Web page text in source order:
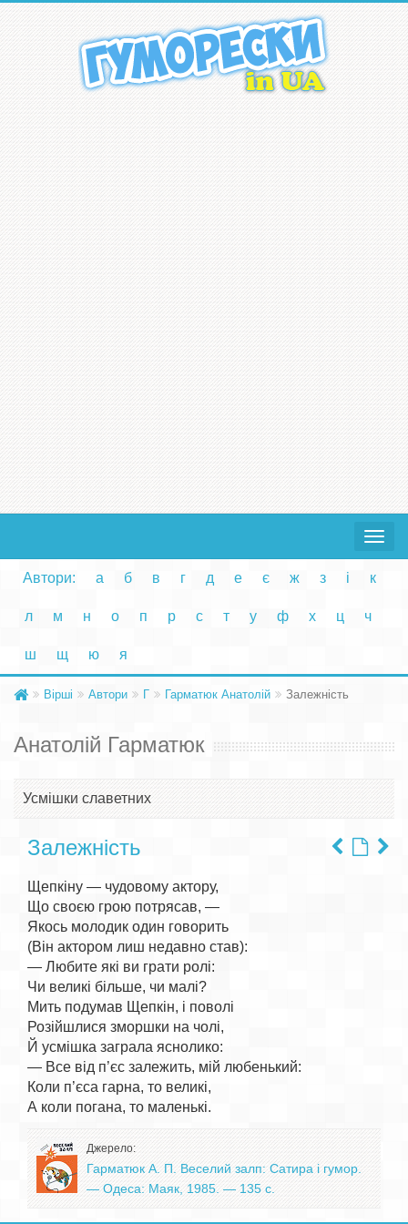
Toggle
Автори: а б в г д е є ж з і к
л м н о п р с т у ф х ц ч
ш щ ю я
Вірші Автори Г Гарматюк Анатолій Залежність
Анатолій Гарматюк
Усмішки славетних
Залежність
Щепкіну — чудовому актору,
Що своєю грою потрясав, —
Якось молодик один говорить
(Він актором лиш недавно став):
— Любите які ви грати ролі:
Чи великі більше, чи малі?
Мить подумав Щепкін, і поволі
Розійшлися зморшки на чолі,
Й усмішка заграла яснолико:
— Все від п’єс залежить, мій любенький:
Коли п’єса гарна, то великі,
Джерело:
Гарматюк А. П. Веселий залп: Сатира і гумор.
— Одеса: Маяк, 1985. — 135 с.